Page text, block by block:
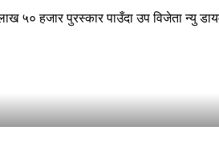
५० हजार पुरस्कार पाउँदा उप विजेता न्यु